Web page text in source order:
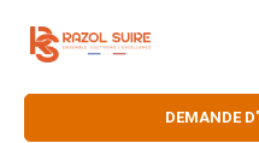
DEMANDE